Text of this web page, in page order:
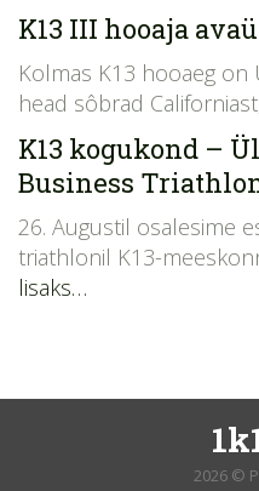
K13 III hooaja
Kolmas K13 hooaeg on
head sôbrad
K13 kogukond –
Business
26. Augustil osalesime
triathlonil K13-
lisaks…
2026 ©